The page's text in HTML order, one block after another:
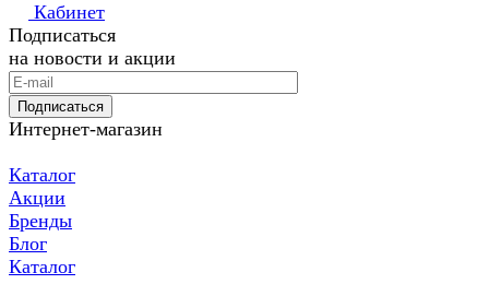
Кабинет
Подписаться
на новости и акции
Подписаться
Интернет-магазин
Каталог
Акции
Бренды
Блог
Каталог